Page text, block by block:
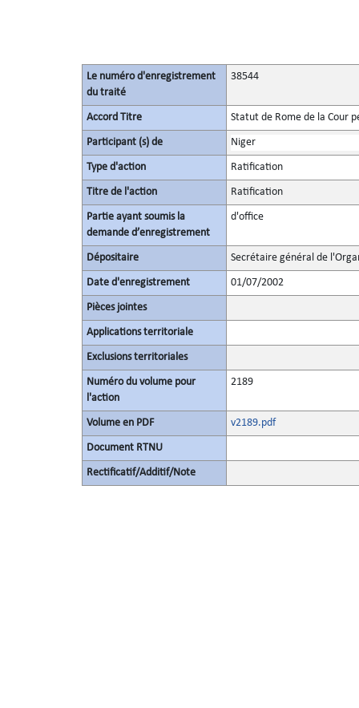
Le numéro d'enregistrement
du traité
38544
Accord Titre Statut de Rome de la Cour
Participant (s) de Niger
Type d'action Ratification
Titre de l'action Ratification
Partie ayant soumis la
demande d’enregistrement
d'office
Dépositaire Secrétaire général de
Date d'enregistrement 01/07/2002
Pièces jointes
Applications territoriale
Exclusions territoriales
Numéro du volume pour
l'action
2189
Volume en PDF v2189.pdf
Document RTNU
Rectificatif/Additif/Note